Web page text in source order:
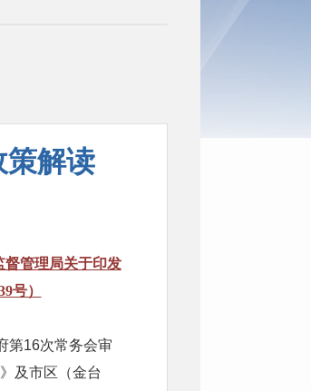
策解读
督管理局关于印发
号）
第16次常务会审
及市区（金台